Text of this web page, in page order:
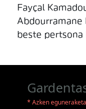
Fayçal
Abdourramane
beste pertsona
* Azken